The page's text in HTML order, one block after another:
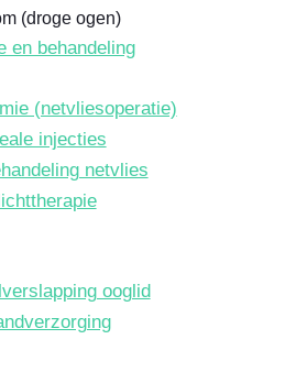
(droge ogen)
en behandeling
(netvliesoperatie)
injecties
netvlies
ooglid